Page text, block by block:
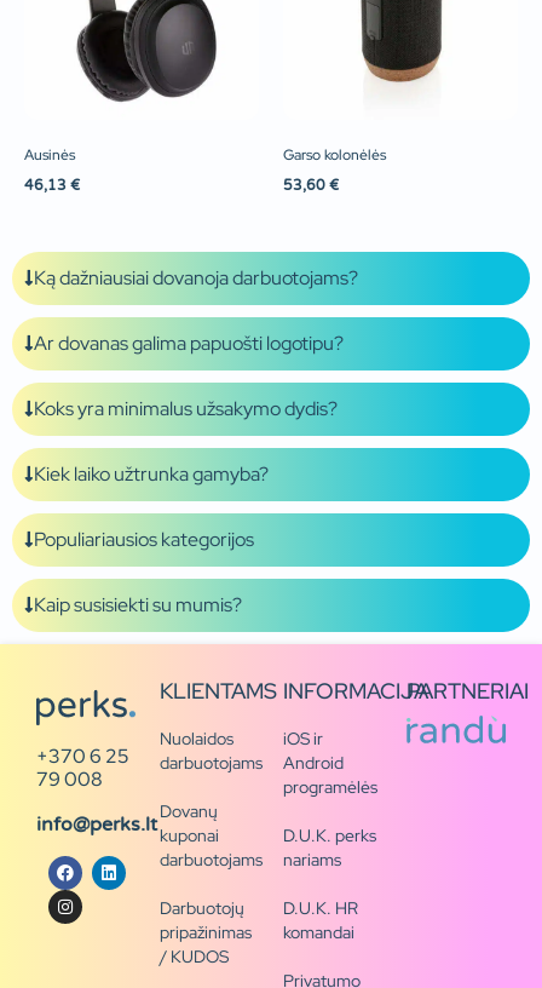
Ausinės
46,13 €
Garso kolonėlės
53,60 €
Ką dažniausiai dovanoja darbuotojams?
Ar dovanas galima papuošti logotipu?
Koks yra minimalus užsakymo dydis?
Kiek laiko užtrunka gamyba?
Populiariausios kategorijos
Kaip susisiekti su mumis?
+370 6 25
79 008
info@perks.lt
KLIENTAMS
Nuolaidos
darbuotojams
Dovanų
kuponai
darbuotojams
Darbuotojų
pripažinimas
/ KUDOS
INFORMACIJA
iOS ir
Android
programėlės
D.U.K. perks
nariams
D.U.K. HR
komandai
Privatumo
PARTNERIAI